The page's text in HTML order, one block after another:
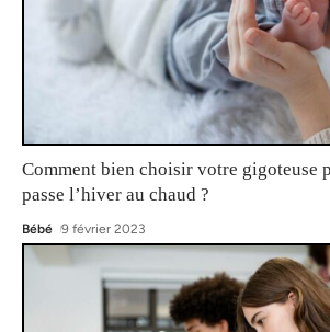
Comment bien choisir votre gigoteuse
passe l’hiver au chaud ?
Bébé 9 février 2023